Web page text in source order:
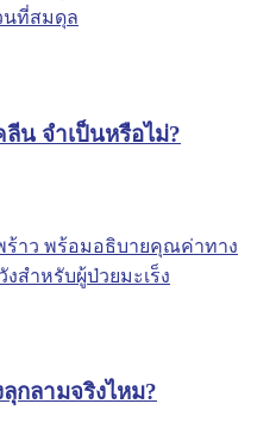
น จำเป็นหรือไม่?
กลามจริงไหม?